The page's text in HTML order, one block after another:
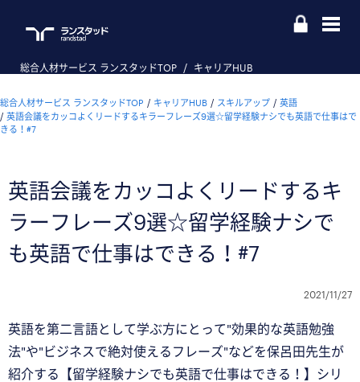
総合人材サービス ランスタッドTOP キャリアHUB
総合人材サービス ランスタッドTOP キャリアHUB スキルアップ
英語
英語会議をカッコよくリードするキラーフレーズ9選☆留学経験ナシでも英語で仕事はで
きる！#7
英語会議をカッコよくリードするキ
ラーフレーズ9選☆留学経験ナシで
も英語で仕事はできる！#7
2021/11/27
英語を第二言語として学ぶ方にとって"効果的な英語勉強
法"や"ビジネスで絶対使えるフレーズ"などを保呂田先生が
紹介する【留学経験ナシでも英語で仕事はできる！】シリ